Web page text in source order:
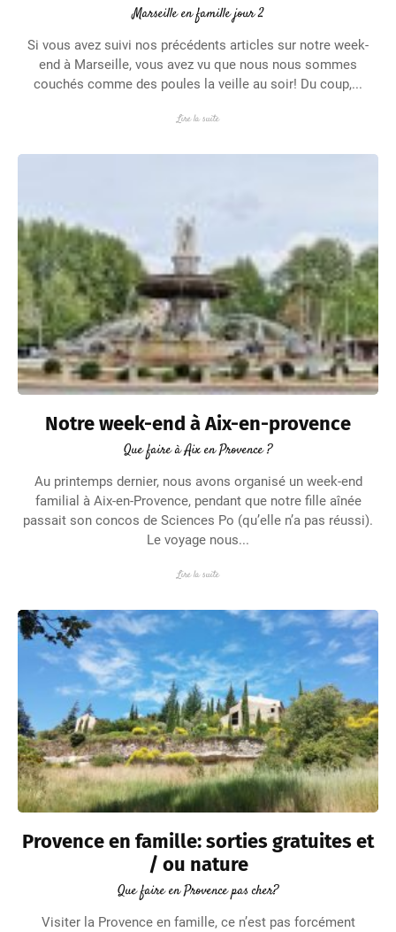
Marseille en famille jour 2
Si vous avez suivi nos précédents articles sur notre week-
end à Marseille, vous avez vu que nous nous sommes
couchés comme des poules la veille au soir! Du coup,...
Lire la suite
Notre week-end à Aix-en-provence
Que faire à Aix en Provence ?
Au printemps dernier, nous avons organisé un week-end
familial à Aix-en-Provence, pendant que notre fille aînée
passait son concos de Sciences Po (qu’elle n’a pas réussi).
Le voyage nous...
Lire la suite
Provence en famille: sorties gratuites et
/ ou nature
Que faire en Provence pas cher?
Visiter la Provence en famille, ce n’est pas forcément